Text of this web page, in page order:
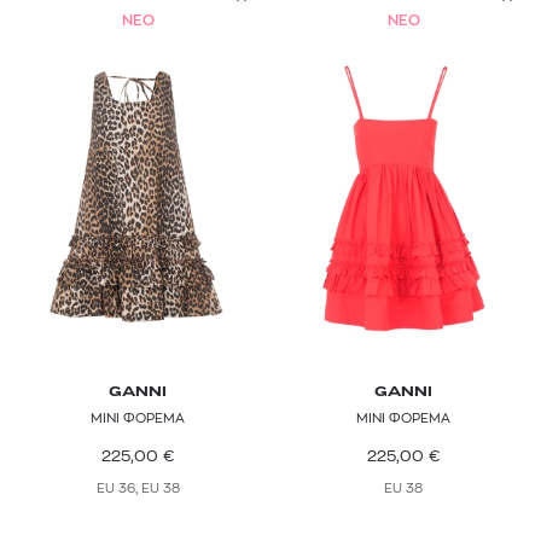
NEO
GANNI
ΜΙΝΙ ΦΟΡΕΜΑ
225,00 €
EU 36, EU 38
NEO
GANNI
ΜΙΝΙ ΦΟΡΕΜΑ
225,00 €
EU 38